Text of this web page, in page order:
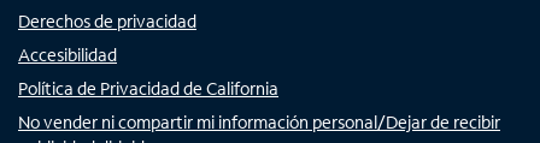
Derechos de privacidad
Accesibilidad
Política de Privacidad de California
No vender ni compartir mi información personal/Dejar de recibir